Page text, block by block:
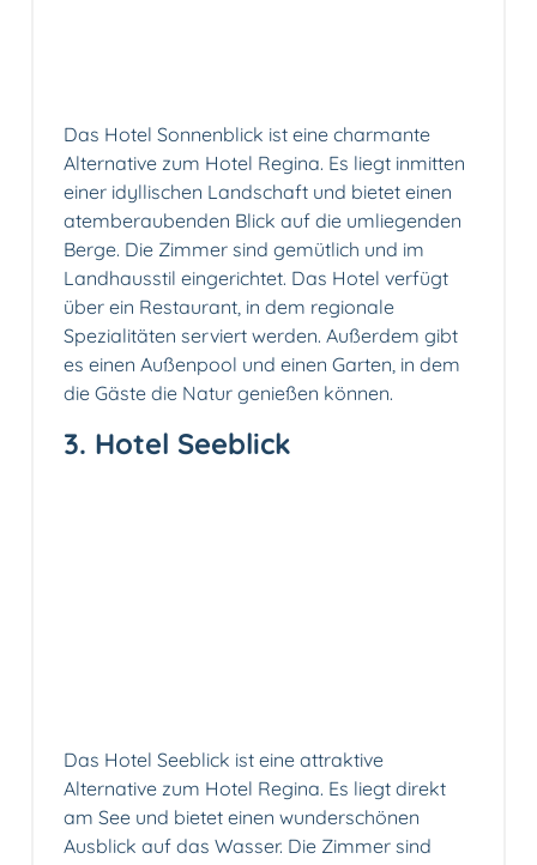
Das Hotel Sonnenblick ist eine charmante
Alternative zum Hotel Regina. Es liegt inmitten
einer idyllischen Landschaft und bietet einen
atemberaubenden Blick auf die umliegenden
Berge. Die Zimmer sind gemütlich und im
Landhausstil eingerichtet. Das Hotel verfügt
über ein Restaurant, in dem regionale
Spezialitäten serviert werden. Außerdem gibt
es einen Außenpool und einen Garten, in dem
die Gäste die Natur genießen können.
3. Hotel Seeblick
Das Hotel Seeblick ist eine attraktive
Alternative zum Hotel Regina. Es liegt direkt
am See und bietet einen wunderschönen
Ausblick auf das Wasser. Die Zimmer sind